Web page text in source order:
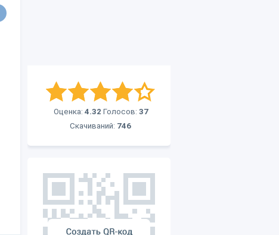
Оценка: 4.32 Голосов: 37
Скачиваний: 746